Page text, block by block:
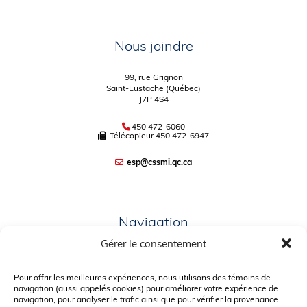
Gérer le consentement
Pour offrir les meilleures expériences, nous utilisons des témoins de
navigation (aussi appelés cookies) pour améliorer votre expérience de
navigation, pour analyser le trafic ainsi que pour vérifier la provenance
Nous joindre
99, rue Grignon
Saint-Eustache (Québec)
J7P 4S4
450 472-6060
Télécopieur450 472-6947
esp@cssmi.qc.ca
Navigation
PORTAIL PARENTS
PLAINTE – SERVICE À L’ÉLÈVE